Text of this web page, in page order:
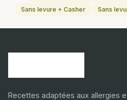
Sans levure + Casher
Sans
Recettes adaptées aux allergies